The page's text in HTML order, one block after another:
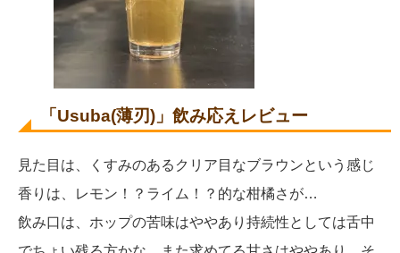
「Usuba(薄刃)」飲み応えレビュー
見た目は、くすみのあるクリア目なブラウンという感じ
香りは、レモン！？ライム！？的な柑橘さが…
飲み口は、ホップの苦味はややあり持続性としては舌中